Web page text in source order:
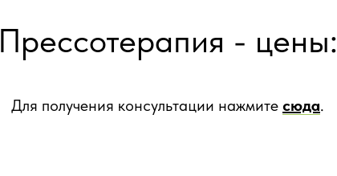
Прессотерапия - цены:
Для получения консультации нажмите сюда.